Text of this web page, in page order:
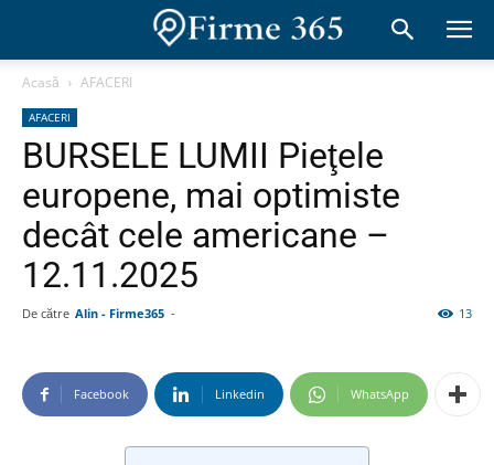
Acasă AFACERI
AFACERI
BURSELE LUMII Pieţele
europene, mai optimiste
decât cele americane –
12.11.2025
De către Alin - Firme365 - 13
Facebook Linkedin WhatsApp